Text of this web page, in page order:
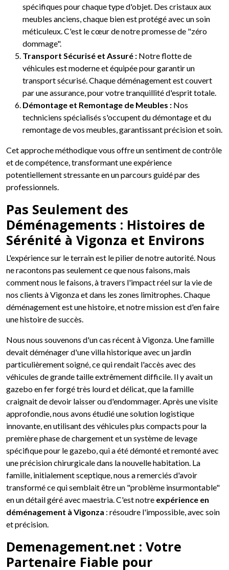
spécifiques pour chaque type d'objet. Des cristaux aux
meubles anciens, chaque bien est protégé avec un soin
méticuleux. C'est le cœur de notre promesse de "zéro
dommage".
Transport Sécurisé et Assuré : Notre flotte de
véhicules est moderne et équipée pour garantir un
transport sécurisé. Chaque déménagement est couvert
par une assurance, pour votre tranquillité d'esprit totale.
Démontage et Remontage de Meubles : Nos
techniciens spécialisés s'occupent du démontage et du
remontage de vos meubles, garantissant précision et soin.
Cet approche méthodique vous offre un sentiment de contrôle
et de compétence, transformant une expérience
potentiellement stressante en un parcours guidé par des
professionnels.
Pas Seulement des
Déménagements : Histoires de
Sérénité à Vigonza et Environs
L'expérience sur le terrain est le pilier de notre autorité. Nous
ne racontons pas seulement ce que nous faisons, mais
comment nous le faisons, à travers l'impact réel sur la vie de
nos clients à Vigonza et dans les zones limitrophes. Chaque
déménagement est une histoire, et notre mission est d'en faire
une histoire de succès.
Nous nous souvenons d'un cas récent à Vigonza. Une famille
devait déménager d'une villa historique avec un jardin
particulièrement soigné, ce qui rendait l'accès avec des
véhicules de grande taille extrêmement difficile. Il y avait un
gazebo en fer forgé très lourd et délicat, que la famille
craignait de devoir laisser ou d'endommager. Après une visite
approfondie, nous avons étudié une solution logistique
innovante, en utilisant des véhicules plus compacts pour la
première phase de chargement et un système de levage
spécifique pour le gazebo, qui a été démonté et remonté avec
une précision chirurgicale dans la nouvelle habitation. La
famille, initialement sceptique, nous a remerciés d'avoir
transformé ce qui semblait être un "problème insurmontable"
en un détail géré avec maestria. C'est notre expérience en
déménagement à Vigonza : résoudre l'impossible, avec soin
et précision.
Demenagement.net : Votre
Partenaire Fiable pour